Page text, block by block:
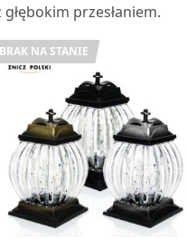
przesłaniem.
BRAK NA STANIE